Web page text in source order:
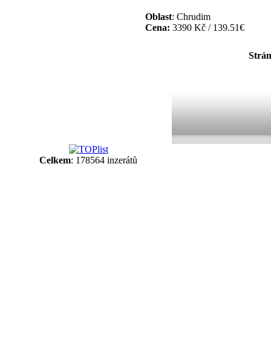
Oblast: Chrudim
Cena: 3390 Kč / 139.51€
Celkem: 178564 inzerátů